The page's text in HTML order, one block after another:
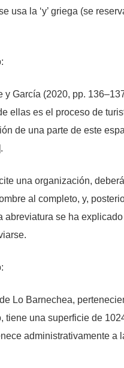
usa la ‘y’ griega (se
y García (2020, pp.
ellas es el proceso de
de una parte de este
una organización,
al completo, y,
abreviatura se ha
Lo Barnechea,
tiene una superficie de
administrativamente a